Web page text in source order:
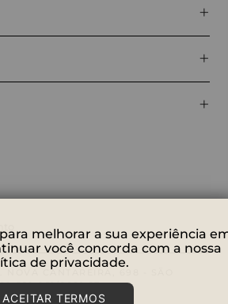
+
+
+
NOVA CANTAREIRA, 698 - SÃO
0001-27
melhorar a sua experiência
você concorda com a nossa
de privacidade.
ACEITAR TERMOS